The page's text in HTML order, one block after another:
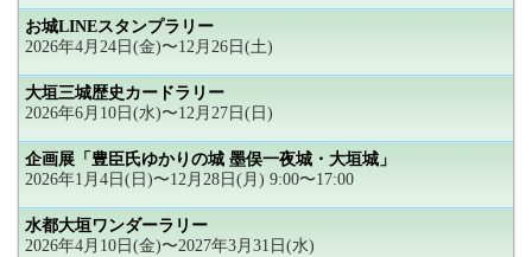
お城LINEスタンプラリー
2026年4月24日(金)〜12月26日(土)
大垣三城歴史カードラリー
2026年6月10日(水)〜12月27日(日)
企画展「豊臣氏ゆかりの城 墨俣一夜城・大垣城」
2026年1月4日(日)〜12月28日(月) 9:00〜17:00
水都大垣ワンダーラリー
2026年4月10日(金)〜2027年3月31日(水)